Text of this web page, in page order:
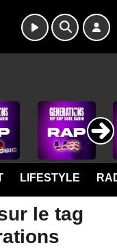
LIFESTYLE
le tag